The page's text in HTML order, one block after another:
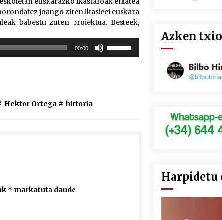
joango ziren ikasleei euskara
babestu zuten proiektua. Besteek,
00:00
Hektor Ortega # hirtoria
* markatuta daude
Azken
Harpidetu